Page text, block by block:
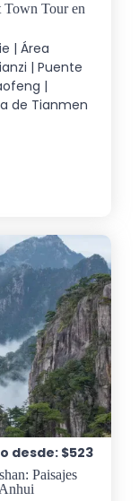
Town Tour en
| Área
| Puente
|
de Tianmen
desde: $523
Paisajes